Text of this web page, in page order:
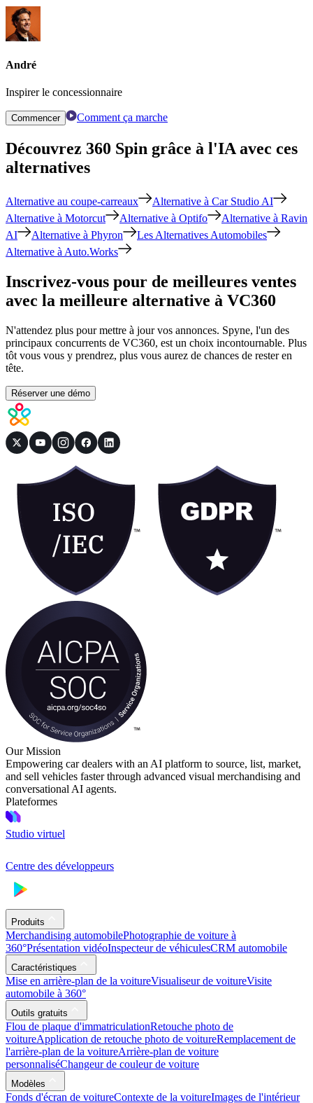
André
Inspirer le concessionnaire
Commencer Comment ça marche
Découvrez 360 Spin grâce à l'IA avec ces
alternatives
Alternative au coupe-carreaux
Alternative à Car Studio AI
Alternative à Motorcut
Alternative à Optifo
Alternative à Ravin
AI
Alternative à Phyron
Les Alternatives Automobiles
Alternative à Auto.Works
Inscrivez-vous pour de meilleures ventes
avec la meilleure alternative à VC360
N'attendez plus pour mettre à jour vos annonces. Spyne, l'un des
principaux concurrents de VC360, est un choix incontournable. Plus
tôt vous vous y prendrez, plus vous aurez de chances de rester en
tête.
Réserver une démo
Our Mission
Empowering car dealers with an AI platform to source, list, market,
and sell vehicles faster through advanced visual merchandising and
conversational AI agents.
Plateformes
Studio virtuel
Centre des développeurs
Produits
Merchandising automobilePhotographie de voiture à
360°Présentation vidéoInspecteur de véhiculesCRM automobile
Caractéristiques
Mise en arrière-plan de la voitureVisualiseur de voitureVisite
automobile à 360°
Outils gratuits
Flou de plaque d'immatriculationRetouche photo de
voitureApplication de retouche photo de voitureRemplacement de
l'arrière-plan de la voitureArrière-plan de voiture
personnaliséChangeur de couleur de voiture
Modèles
Fonds d'écran de voitureContexte de la voitureImages de l'intérieur